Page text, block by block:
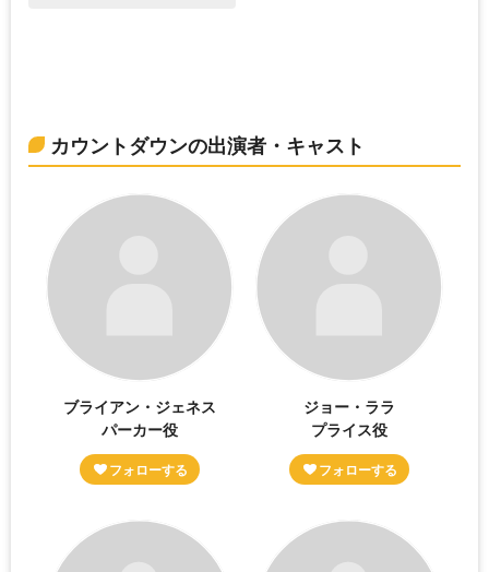
カウントダウンの出演者・キャスト
ブライアン・ジェネス
パーカー役
ジョー・ララ
プライス役